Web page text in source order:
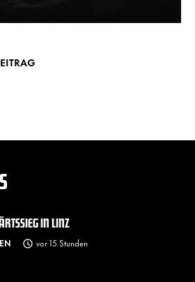
IN LINZ
vor 15 Stunden